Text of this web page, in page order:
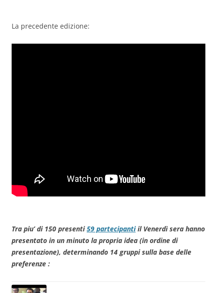
La precedente edizione:
Tra piu’ di 150 presenti59 partecipantiil Venerdì sera hanno
presentato in un minuto la propria idea (in ordine di
presentazione), determinando 14 gruppi sulla base delle
preferenze :